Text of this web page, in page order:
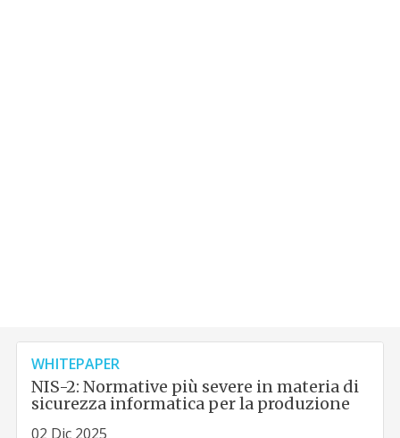
WHITEPAPER
NIS-2: Normative più severe in materia di
sicurezza informatica per la produzione
02 Dic 2025